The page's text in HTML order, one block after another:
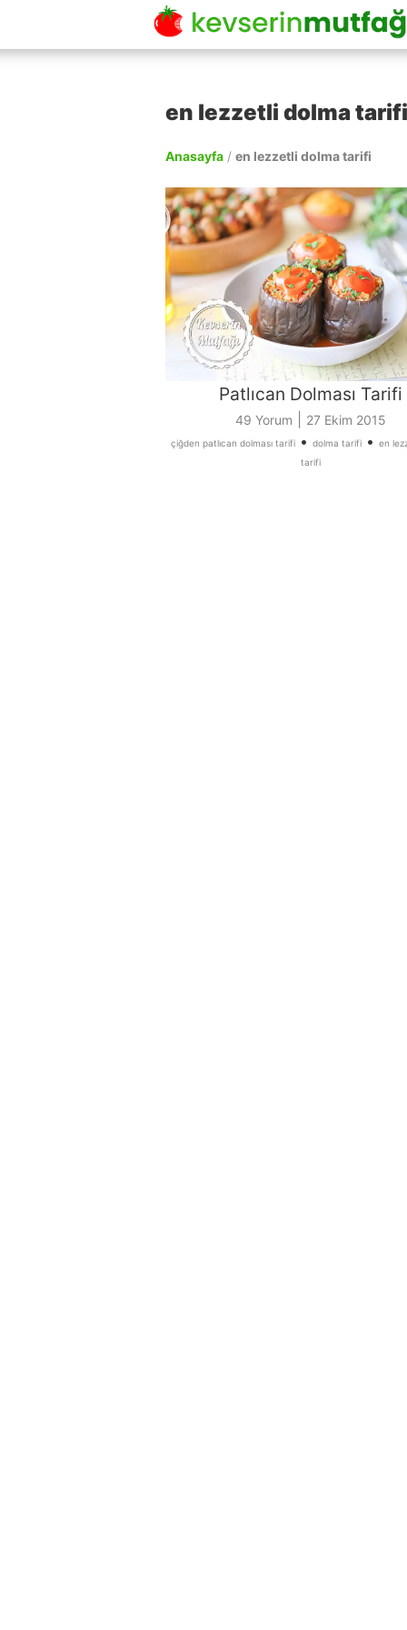
en lezzetli dolma tarifi
Anasayfa / en lezzetli dolma tarifi
Patlıcan Dolması Tarifi
49 Yorum 27 Ekim 2015
çiğden patlıcan dolması tarifi • dolma tarifi • en
tarifi